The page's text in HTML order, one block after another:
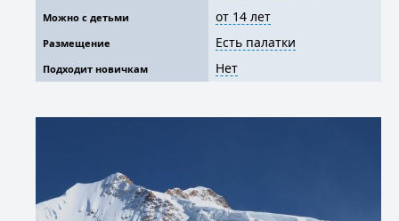
Можно с детьми от 14 лет
Размещение Есть палатки
Подходит новичкам Нет